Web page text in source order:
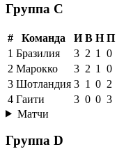
Группа C
# Команда И В Н П
1 Бразилия 3 2 1 0
2 Марокко 3 2 1 0
3 Шотландия 3 1 0 2
4 Гаити 3 0 0 3
Матчи
Группа D